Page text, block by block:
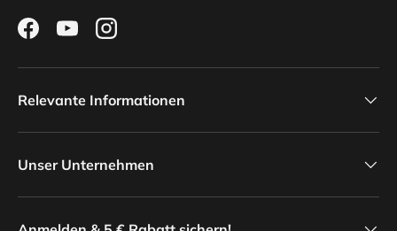
FacebookYouTubeInstagram
Relevante Informationen
Unser Unternehmen